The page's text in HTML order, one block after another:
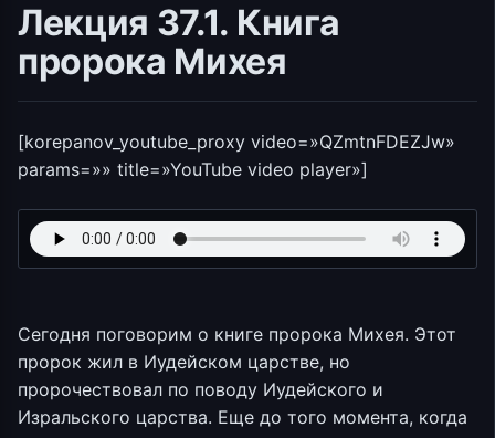
Лекция 37.1. Книга
пророка Михея
[korepanov_youtube_proxy video=»QZmtnFDEZJw»
params=»» title=»YouTube video player»]
Сегодня поговорим о книге пророка Михея. Этот
пророк жил в Иудейском царстве, но
пророчествовал по поводу Иудейского и
Изральского царства. Еще до того момента, когда